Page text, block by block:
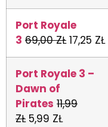
Port Royale
3 69,00 ZŁ 17,25 ZŁ
Port Royale 3 –
Dawn of
Pirates 11,99
ZŁ5,99 ZŁ